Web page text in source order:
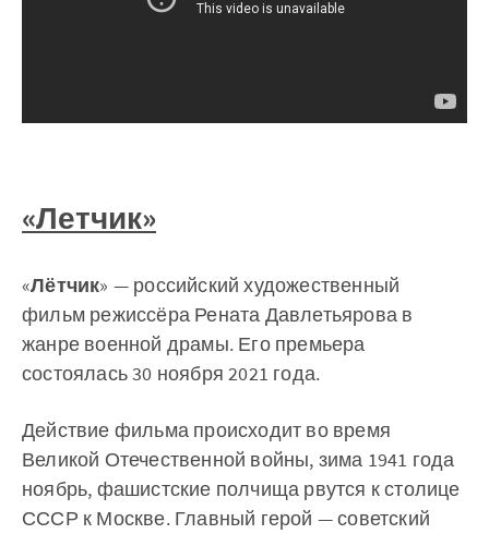
«Летчик»
«Лётчик» — российский художественный
фильм режиссёра Рената Давлетьярова в
жанре военной драмы. Его премьера
состоялась 30 ноября 2021 года.
Действие фильма происходит во время
Великой Отечественной войны, зима 1941 года
ноябрь, фашистские полчища рвутся к столице
СССР к Москве. Главный герой — советский